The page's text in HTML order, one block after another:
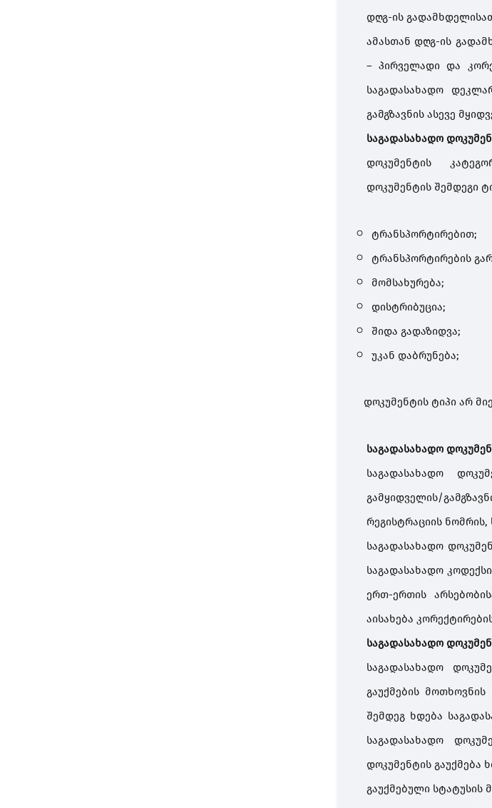
დღგ-ის
ამასთან დღგ-ის
– პირველადი და
საგადასახადო
გამგზავნის ასევე
საგადასახადო
დოკუმენტის
დოკუმენტის შემდეგი
ტრანსპორტირებით;
ტრანსპორტირების
მომსახურება;
დისტრიბუცია;
შიდა გადაზიდვა;
უკან დაბრუნება;
დოკუმენტის ტიპი არ
საგადასახადო
საგადასახადო
გამყიდველის/
რეგისტრაციის
საგადასახადო
საგადასახადო
ერთ-ერთის
აისახება
საგადასახადო
საგადასახადო
გაუქმების
შემდეგ ხდება
საგადასახადო
დოკუმენტის გაუქმება
გაუქმებული სტატუსის